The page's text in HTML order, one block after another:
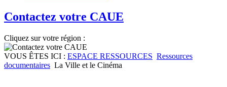
Contactez votre CAUE
Cliquez sur votre région :
VOUS ÊTES ICI : ESPACE RESSOURCES Ressources
documentaires La Ville et le Cinéma